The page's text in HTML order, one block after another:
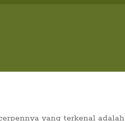
yang terkenal adalah